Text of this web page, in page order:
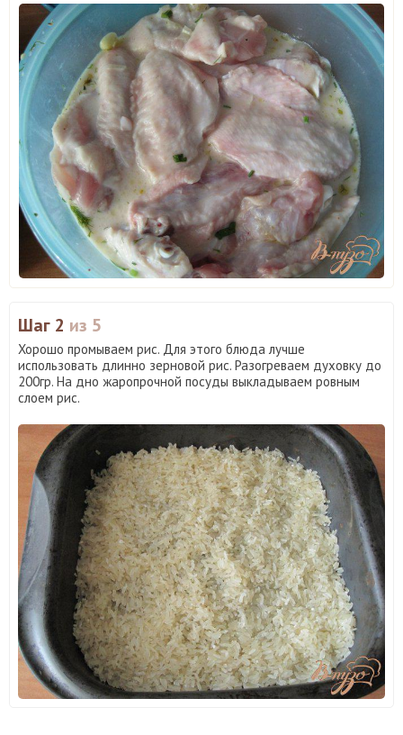
Шаг 2 из 5
Хорошо промываем рис. Для этого блюда лучше
использовать длинно зерновой рис. Разогреваем духовку до
200гр. На дно жаропрочной посуды выкладываем ровным
слоем рис.